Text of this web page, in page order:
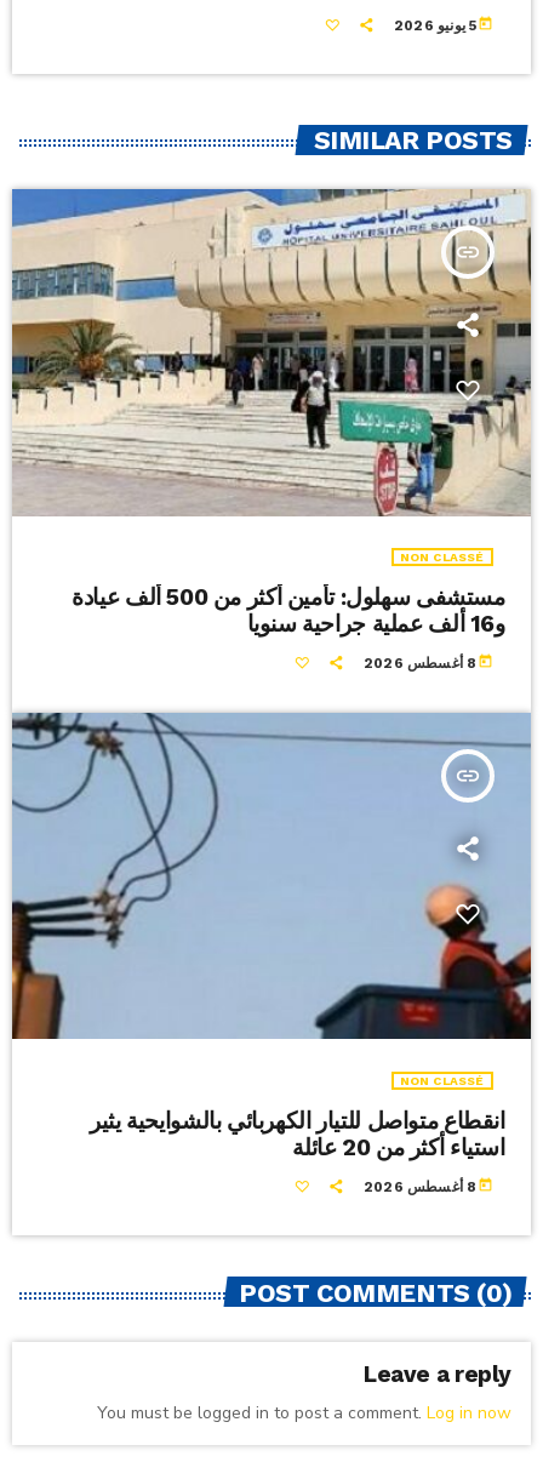
today5 يونيو 2026
SIMILAR POSTS
insert_link
NON CLASSÉ
مستشفى سهلول: تأمين أكثر من 500 ألف عيادة
و16 ألف عملية جراحية سنويا
today 8 أغسطس 2026
insert_link
NON CLASSÉ
انقطاع متواصل للتيار الكهربائي بالشوايحية يثير
استياء أكثر من 20 عائلة
today 8 أغسطس 2026
POST COMMENTS (0)
Leave a reply
You must be logged in to post a comment. Log in now